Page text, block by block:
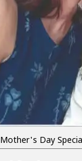
Mother's Day